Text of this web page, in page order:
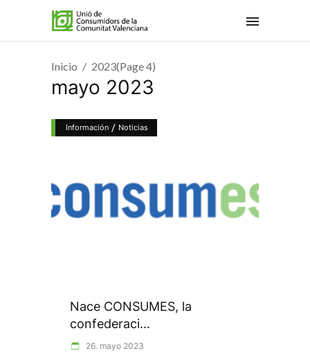
Inicio 2023(Page 4)
mayo 2023
Información / Noticias
Nace CONSUMES, la
confederaci...
26. mayo 2023